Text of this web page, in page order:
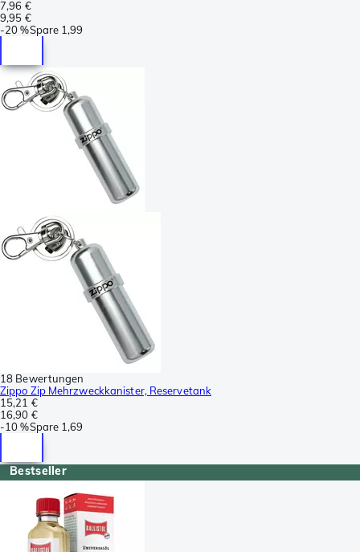
7,96 €
9,95 €
-20 %Spare 1,99
18 Bewertungen
Zippo Zip Mehrzweckkanister, Reservetank
15,21 €
16,90 €
-10 %Spare 1,69
Bestseller